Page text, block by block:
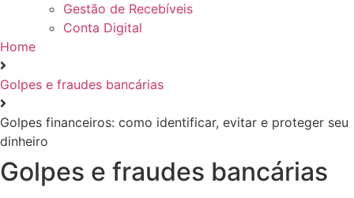
Gestão de Recebíveis
Conta Digital
Home
Golpes e fraudes bancárias
Golpes financeiros: como identificar, evitar e proteger seu
dinheiro
Golpes e fraudes bancárias